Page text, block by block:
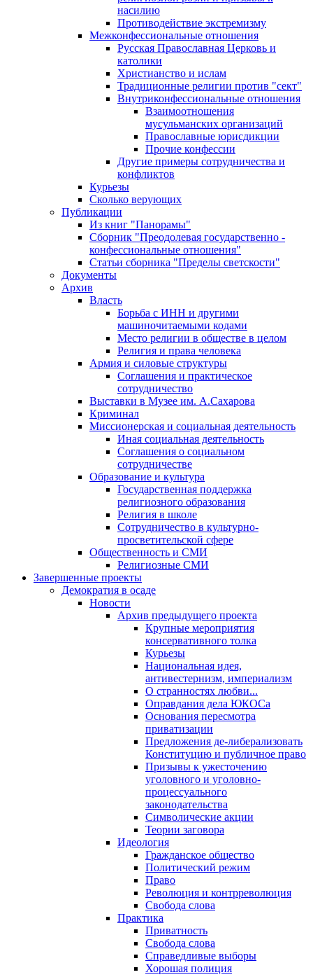
насилию
Противодействие экстремизму
Межконфессиональные отношения
Русская Православная Церковь и
католики
Христианство и ислам
Традиционные религии против "сект"
Внутриконфессиональные отношения
Взаимоотношения
мусульманских организаций
Православные юрисдикции
Прочие конфессии
Другие примеры сотрудничества и
конфликтов
Курьезы
Сколько верующих
Публикации
Из книг "Панорамы"
Сборник "Преодолевая государственно -
конфессиональные отношения"
Статьи сборника "Пределы светскости"
Документы
Архив
Власть
Борьба с ИНН и другими
машиночитаемыми кодами
Место религии в обществе в целом
Религия и права человека
Армия и силовые структуры
Соглашения и практическое
сотрудничество
Выставки в Музее им. А.Сахарова
Криминал
Миссионерская и социальная деятельность
Иная социальная деятельность
Соглашения о социальном
сотрудничестве
Образование и культура
Государственная поддержка
религиозного образования
Религия в школе
Сотрудничество в культурно-
просветительской сфере
Общественность и СМИ
Религиозные СМИ
Завершенные проекты
Демократия в осаде
Новости
Архив предыдущего проекта
Крупные мероприятия
консервативного толка
Курьезы
Национальная идея,
антивестернизм, империализм
О странностях любви...
Оправдания дела ЮКОСа
Основания пересмотра
приватизации
Предложения де-либерализовать
Конституцию и публичное право
Призывы к ужесточению
уголовного и уголовно-
процессуального
законодательства
Символические акции
Теории заговора
Идеология
Гражданское общество
Политический режим
Право
Революция и контрреволюция
Свобода слова
Практика
Приватность
Свобода слова
Справедливые выборы
Хорошая полиция